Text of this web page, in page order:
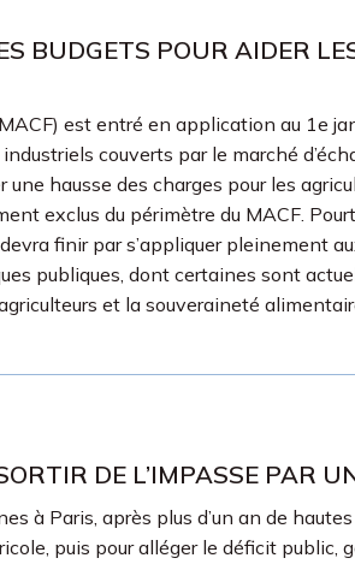
BUDGETS POUR AIDER
est entré en application au 1e
couverts par le marché
hausse des charges pour les
exclus du périmètre du MACF.
finir par s’appliquer pleinement
publiques, dont certaines sont
et la souveraineté
DE L’IMPASSE PAR
à Paris, après plus d’un an de
puis pour alléger le déficit